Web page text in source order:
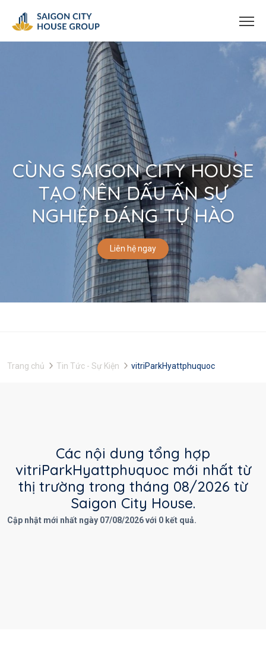
CÙNG SAIGON CITY HOUSE
TẠO NÊN DẤU ẤN SỰ
NGHIỆP ĐÁNG TỰ HÀO
Liên hệ ngay
Trang chủ Tin Tức - Sự Kiện vitriParkHyattphuquoc
Các nội dung tổng hợp
vitriParkHyattphuquoc mới nhất từ
thị trường trong tháng 08/2026 từ
Saigon City House.
Cập nhật mới nhất ngày 07/08/2026 với 0 kết quả.